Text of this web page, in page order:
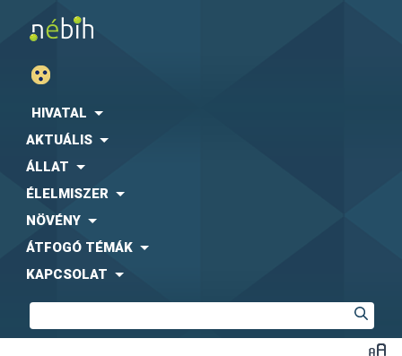
HIVATAL
AKTUÁLIS
ÁLLAT
ÉLELMISZER
NÖVÉNY
ÁTFOGÓ TÉMÁK
KAPCSOLAT